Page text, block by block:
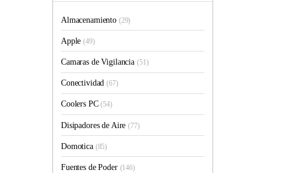
Almacenamiento (29)
Apple(49)
Camaras de Vigilancia (51)
Conectividad(67)
Coolers PC(54)
Disipadores de Aire(77)
Domotica (85)
Fuentes de Poder (146)